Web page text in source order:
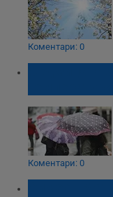
Коментари: 0
Коментари: 0